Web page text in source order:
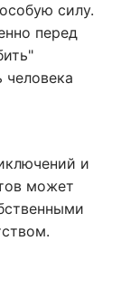
силу.
перед
и
может